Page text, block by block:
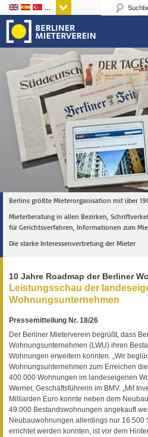
Sprachen
Berlins größte Mieterorganisation mit über
Mieterberatung in allen Bezirken,
für Gerichtsverfahren, Informationen zum
Die starke Interessenvertretung der Mieter
10 Jahre Roadmap der Berliner
Leistungsschau der
Wohnungsunternehmen
Pressemitteilung Nr. 18/26
Der Berliner Mieterverein begrüßt, dass
Wohnungsunternehmen (LWU) ihren
Wohnungen erweitern konnten. „Wir
Wohnungsunternehmen zum Erreichen
400.000 Wohnungen im landeseigenen
Werner, Geschäftsführerin im BMV. „Mit
Milliarden Euro konnte neben dem
49.000 Bestandswohnungen angekauft
Neubauwohnungen allerdings nur 16.500
errichtet werden konnten, ist vor dem